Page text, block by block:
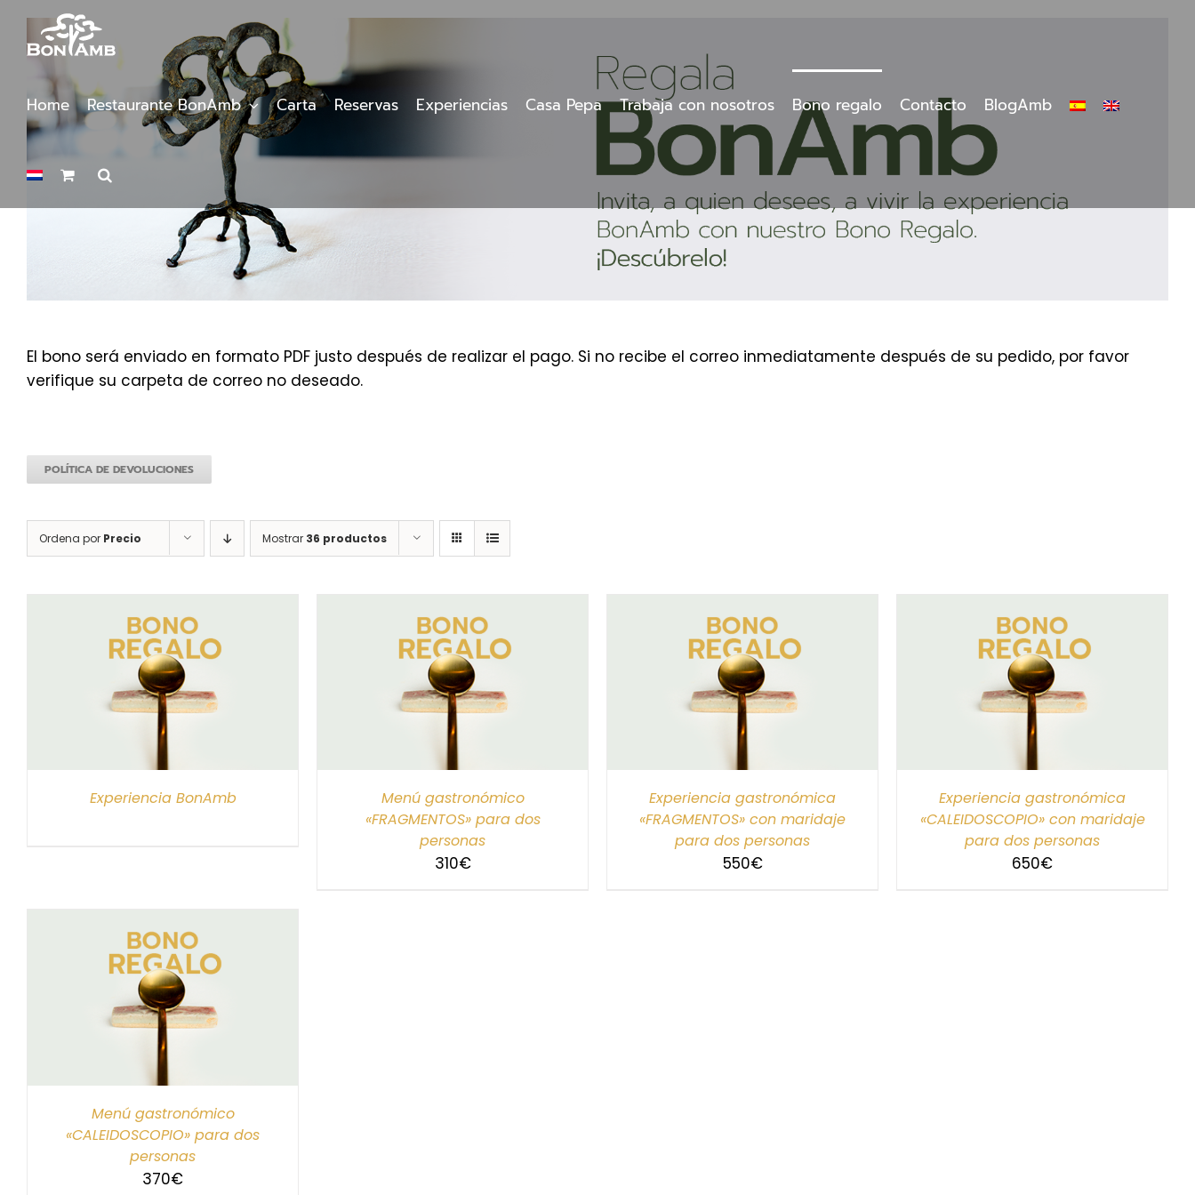
contenido
Home Restaurante BonAmb Carta Reservas Experiencias Casa Pepa Trabaja con nosotros Bono regalo Contacto BlogAmb
El bono será enviado en formato PDF justo después de realizar el pago. Si no recibe el correo inmediatamente después de su pedido, por favor
verifique su carpeta de correo no deseado.
POLÍTICA DE DEVOLUCIONES
Ordena por Precio Mostrar 36 productos
Experiencia BonAmb
SELECCIONAR IMPORTE
Menú gastronómico
«FRAGMENTOS» para dos
personas
310€
SELECCIONAR IMPORTE
Experiencia gastronómica
«FRAGMENTOS» con maridaje
para dos personas
550€
SELECCIONAR IMPORTE
Experiencia gastronómica
«CALEIDOSCOPIO» con maridaje
para dos personas
650€
Menú gastronómico
«CALEIDOSCOPIO» para dos
personas
370€